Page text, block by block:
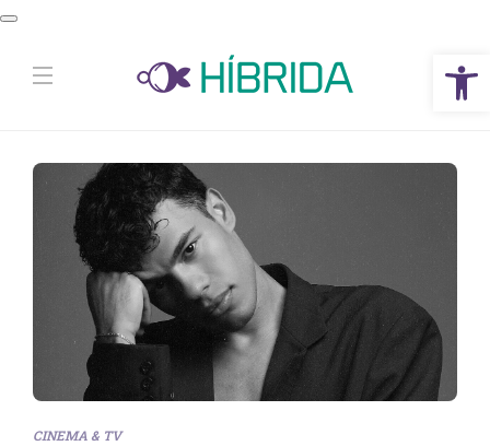
Abrir a barra de ferramentas
CINEMA & TV